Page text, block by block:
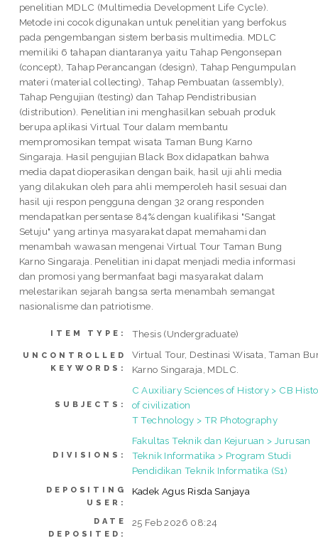
penelitian MDLC (Multimedia Development Life Cycle).
Metode ini cocok digunakan untuk penelitian yang berfokus
pada pengembangan sistem berbasis multimedia. MDLC
memiliki 6 tahapan diantaranya yaitu Tahap Pengonsepan
(concept), Tahap Perancangan (design), Tahap Pengumpulan
materi (material collecting), Tahap Pembuatan (assembly),
Tahap Pengujian (testing) dan Tahap Pendistribusian
(distribution). Penelitian ini menghasilkan sebuah produk
berupa aplikasi Virtual Tour dalam membantu
mempromosikan tempat wisata Taman Bung Karno
Singaraja. Hasil pengujian Black Box didapatkan bahwa
media dapat dioperasikan dengan baik, hasil uji ahli media
yang dilakukan oleh para ahli memperoleh hasil sesuai dan
hasil uji respon pengguna dengan 32 orang responden
mendapatkan persentase 84% dengan kualifikasi "Sangat
Setuju" yang artinya masyarakat dapat memahami dan
menambah wawasan mengenai Virtual Tour Taman Bung
Karno Singaraja. Penelitian ini dapat menjadi media informasi
dan promosi yang bermanfaat bagi masyarakat dalam
melestarikan sejarah bangsa serta menambah semangat
nasionalisme dan patriotisme.
ITEM TYPE: Thesis (Undergraduate)
UNCONTROLLED
KEYWORDS:
Virtual Tour, Destinasi Wisata, Taman
Karno Singaraja, MDLC.
SUBJECTS:
C Auxiliary Sciences of History > CB
of civilization
T Technology > TR Photography
DIVISIONS:
Fakultas Teknik dan Kejuruan > Jurusan
Teknik Informatika > Program Studi
Pendidikan Teknik Informatika (S1)
DEPOSITING
USER:
Kadek Agus Risda Sanjaya
DATE
DEPOSITED:
25 Feb 2026 08:24